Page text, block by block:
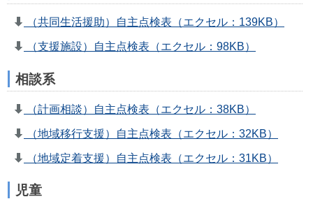
（共同生活援助）自主点検表（エクセル：139KB）
（支援施設）自主点検表（エクセル：98KB）
相談系
（計画相談）自主点検表（エクセル：38KB）
（地域移行支援）自主点検表（エクセル：32KB）
（地域定着支援）自主点検表（エクセル：31KB）
児童